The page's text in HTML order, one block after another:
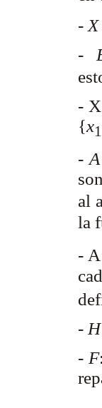
- X
-
-
{x1
-A
al
la
-
- H
- F: